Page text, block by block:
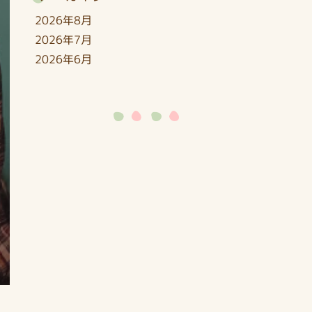
2026年8月
2026年7月
2026年6月